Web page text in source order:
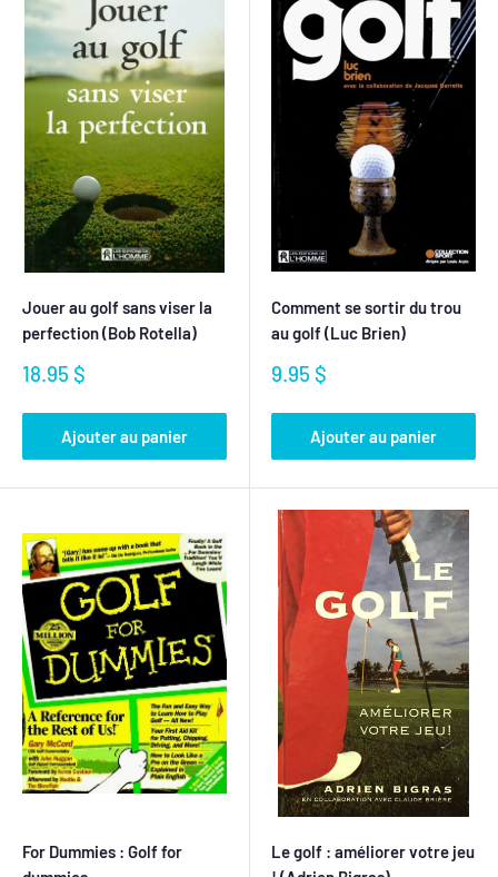
Jouer au golf sans viser la
perfection (Bob Rotella)
Prix
18.95 $
Ajouter au panier
Comment se sortir du trou
au golf (Luc Brien)
Prix
9.95 $
Ajouter au panier
For Dummies : Golf for
Le golf : améliorer votre jeu